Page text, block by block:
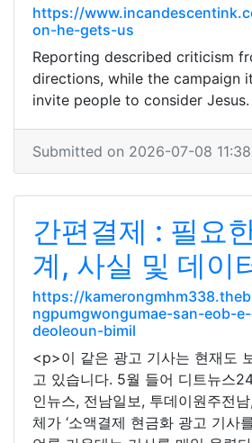
https://
on-he-gets-us
Reporting described criticism
directions, while the campaign
invite people to consider Jesus.
Submitted on 2026-07-08
간편결제 : 필요
계, 사실 및 데이
https://
ngpumgwongumae-san-eob-
deoleoun-bimil
<p>이 같은 광고 기사는 현재도
고 있습니다. 5월 들어 디트뉴스
인뉴스, 전남일보, 투데이원주전
체가 ‘소액결제 현금화 광고 기사